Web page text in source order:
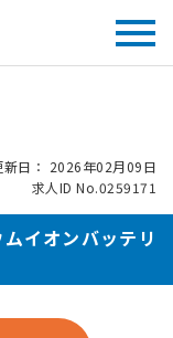
新日： 2026年02月09日
求人ID No.0259171
イオンバッテリ